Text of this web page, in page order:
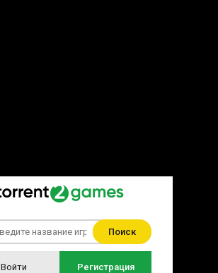
Поиск
Войти Регистрация